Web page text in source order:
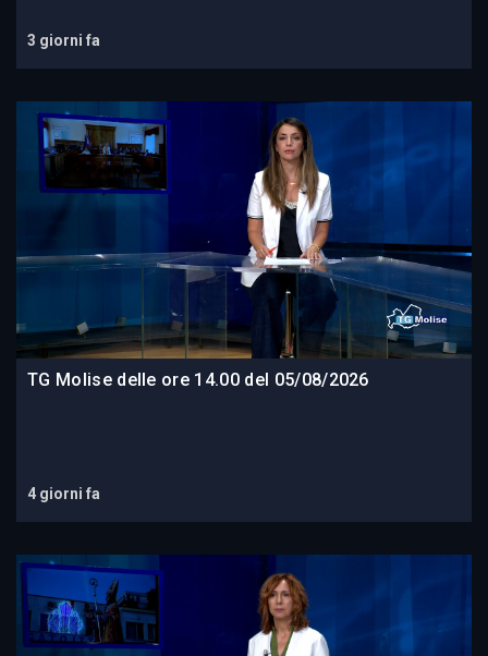
3 giorni fa
TG Molise delle ore 14.00 del 05/08/2026
4 giorni fa